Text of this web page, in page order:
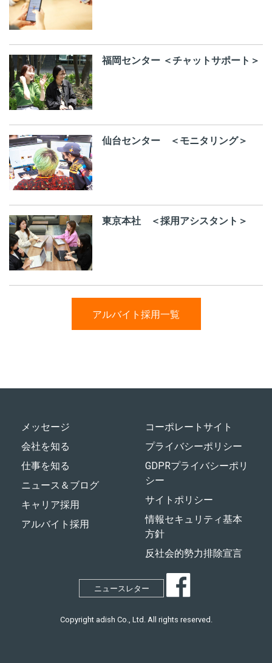
福岡センター ＜チャットサポート＞
仙台センター ＜モニタリング＞
東京本社 ＜採用アシスタント＞
アルバイト採用一覧
メッセージ
会社を知る
仕事を知る
ニュース＆ブログ
キャリア採用
アルバイト採用
コーポレートサイト
プライバシーポリシー
GDPRプライバシーポリ
シー
サイトポリシー
情報セキュリティ基本
方針
反社会的勢力排除宣言
ニュースレター
Copyright adish Co., Ltd. All rights reserved.